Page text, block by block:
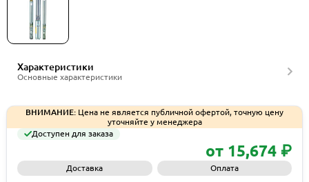
Характеристики
Основные характеристики
ВНИМАНИЕ: Цена не является публичной офертой, точную цену
уточняйте у менеджера
Доступен для заказа
от 15,674 ₽
Доставка Оплата